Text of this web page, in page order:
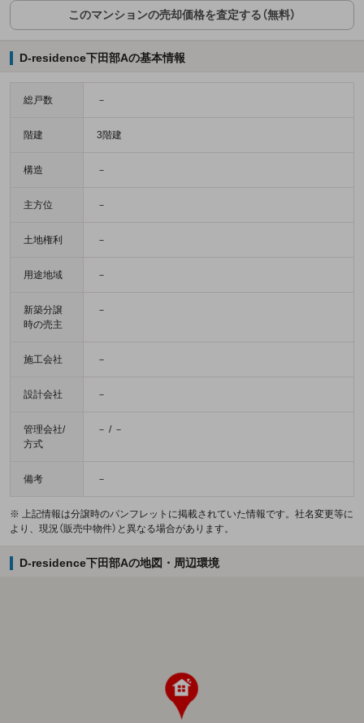
このマンションの売却価格を査定する（無料）
D-residence下田部Aの基本情報
総戸数 －
階建 3階建
構造 －
主方位 －
土地権利 －
用途地域 －
新築分譲
時の売主
－
施工会社 －
設計会社 －
管理会社/
方式
－ / －
備考 －
※ 上記情報は分譲時のパンフレットに掲載されていた情報です。社名変更等に
より、現況（販売中物件）と異なる場合があります。
D-residence下田部Aの地図・周辺環境